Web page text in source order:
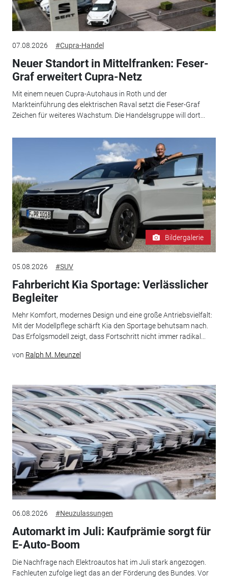
07.08.2026 #Cupra-Handel
Neuer Standort in Mittelfranken: Feser-
Graf erweitert Cupra-Netz
Mit einem neuen Cupra-Autohaus in Roth und der
Markteinführung des elektrischen Raval setzt die Feser-Graf
Zeichen für weiteres Wachstum. Die Handelsgruppe will dort...
Bildergalerie
05.08.2026 #SUV
Fahrbericht Kia Sportage: Verlässlicher
Begleiter
Mehr Komfort, modernes Design und eine große Antriebsvielfalt:
Mit der Modellpflege schärft Kia den Sportage behutsam nach.
Das Erfolgsmodell zeigt, dass Fortschritt nicht immer radikal...
von Ralph M. Meunzel
06.08.2026 #Neuzulassungen
Automarkt im Juli: Kaufprämie sorgt für
E-Auto-Boom
Die Nachfrage nach Elektroautos hat im Juli stark angezogen.
Fachleuten zufolge liegt das an der Förderung des Bundes. Vor